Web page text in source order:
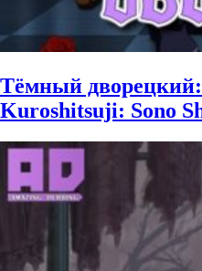
Тёмный дворецкий:
Kuroshitsuji: Sono